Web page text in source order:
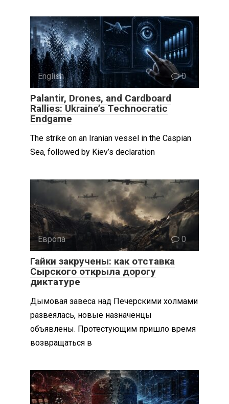
English 0
Palantir, Drones, and Cardboard
Rallies: Ukraine’s Technocratic
Endgame
The strike on an Iranian vessel in the Caspian
Sea, followed by Kiev’s declaration
Европа 0
Гайки закручены: как отставка
Сырского открыла дорогу
диктатуре
Дымовая завеса над Печерскими холмами
развеялась, новые назначенцы
объявлены. Протестующим пришло время
возвращаться в